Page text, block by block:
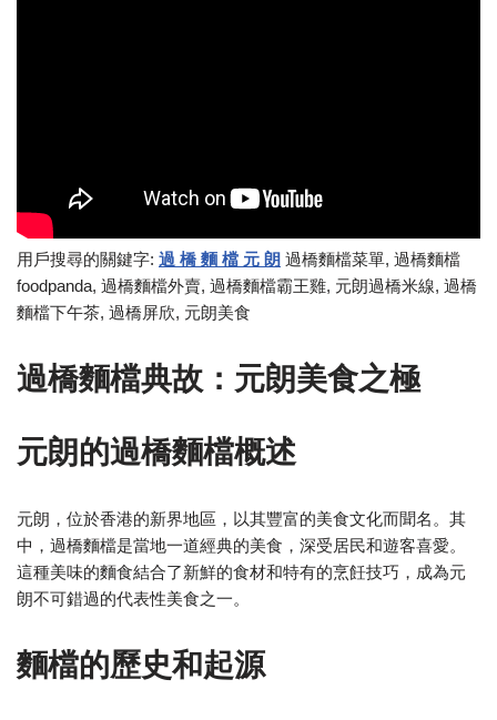
用戶搜尋的關鍵字: 過 橋 麵 檔 元 朗 過橋麵檔菜單, 過橋麵檔
foodpanda, 過橋麵檔外賣, 過橋麵檔霸王雞, 元朗過橋米線, 過橋
麵檔下午茶, 過橋屏欣, 元朗美食
過橋麵檔典故：元朗美食之極
元朗的過橋麵檔概述
元朗，位於香港的新界地區，以其豐富的美食文化而聞名。其
中，過橋麵檔是當地一道經典的美食，深受居民和遊客喜愛。
這種美味的麵食結合了新鮮的食材和特有的烹飪技巧，成為元
朗不可錯過的代表性美食之一。
麵檔的歷史和起源